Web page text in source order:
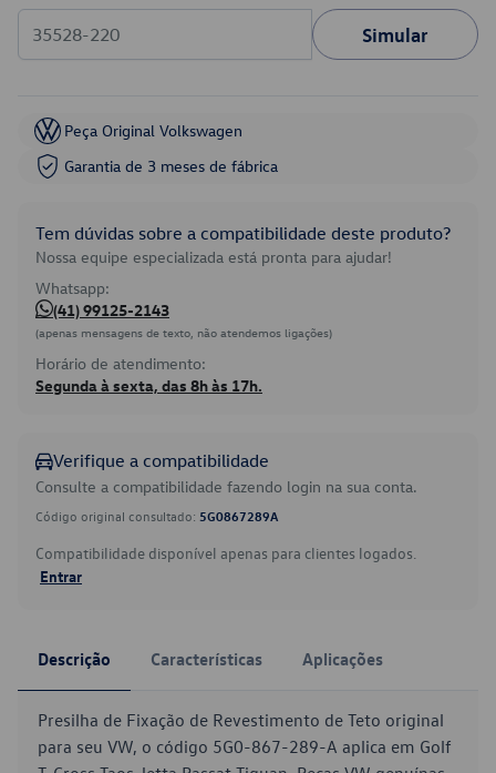
Simular
Peça Original Volkswagen
Garantia de 3 meses de fábrica
Tem dúvidas sobre a compatibilidade deste produto?
Nossa equipe especializada está pronta para ajudar!
Whatsapp:
(41) 99125-2143
(apenas mensagens de texto, não atendemos ligações)
Horário de atendimento:
Segunda à sexta, das 8h às 17h.
Verifique a compatibilidade
Consulte a compatibilidade fazendo login na sua conta.
Código original consultado: 5G0867289A
Compatibilidade disponível apenas para clientes logados.
Entrar
Descrição Características Aplicações
Presilha de Fixação de Revestimento de Teto original
para seu VW, o código 5G0-867-289-A aplica em Golf